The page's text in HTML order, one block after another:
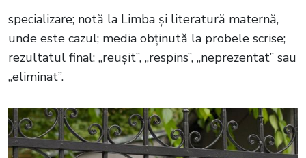
specializare; notă la Limba și literatură maternă,
unde este cazul; media obținută la probele scrise;
rezultatul final: „reușit”, „respins”, „neprezentat” sau
„eliminat”.